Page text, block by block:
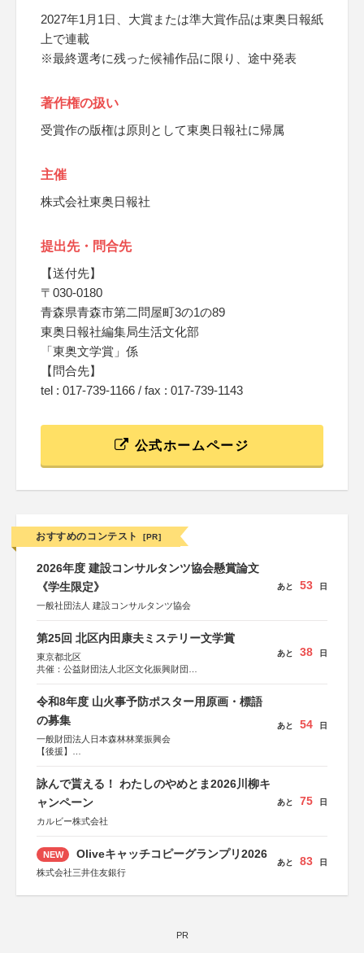
2027年1月1日、大賞または準大賞作品は東奥日報紙
上で連載
※最終選考に残った候補作品に限り、途中発表
著作権の扱い
受賞作の版権は原則として東奥日報社に帰属
主催
株式会社東奥日報社
提出先・問合先
【送付先】
〒030-0180
青森県青森市第二問屋町3の1の89
東奥日報社編集局生活文化部
「東奥文学賞」係
【問合先】
tel : 017-739-1166 / fax : 017-739-1143
公式ホームページ
おすすめのコンテスト [PR]
2026年度 建設コンサルタンツ協会懸賞論文
《学生限定》
一般社団法人 建設コンサルタンツ協会
あと 53 日
第25回 北区内田康夫ミステリー文学賞
東京都北区
共催：公益財団法人北区文化振興財団
協賛：株式会社実業之日本社
あと 38 日
令和8年度 山火事予防ポスター用原画・標語
の募集
一般財団法人日本森林林業振興会
【後援】
会、森林火災対策協会
あと 54 日
詠んで貰える！ わたしのやめとま2026川柳キ
ャンペーン
カルビー株式会社
あと 75 日
NEW Oliveキャッチコピーグランプリ2026
株式会社三井住友銀行
あと 83 日
PR